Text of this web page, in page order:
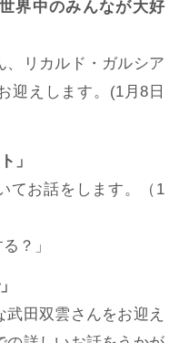
界中のみんなが大好
、リカルド・ガルシア
迎えします。(1月8日
」
てお話をします。（1
？」
田双雲さんをお迎え